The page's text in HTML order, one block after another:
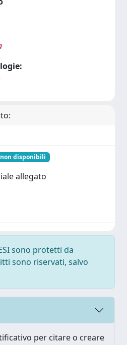
non disponibili
allegato
sono protetti da
sono riservati, salvo
per citare o creare